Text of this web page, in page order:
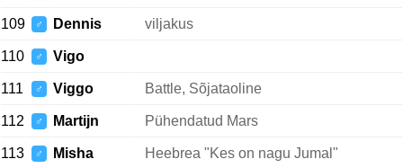
109 ♂ Dennis viljakus
110 ♂ Vigo
111 ♂ Viggo Battle, Sõjataoline
112 ♂ Martijn Pühendatud Mars
113 ♂ Misha Heebrea "Kes on nagu Jumal"